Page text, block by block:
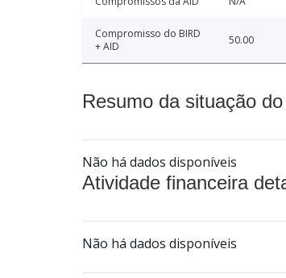
Compromisso do BIRD
+ AID
50.00
Resumo da situação
Não há dados disponíveis
Atividade financeira
Não há dados disponíveis